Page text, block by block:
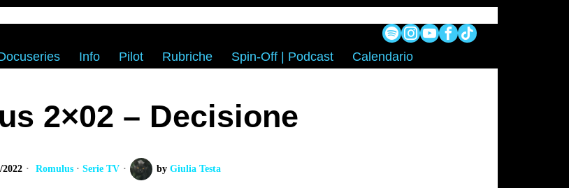
Info Pilot Rubriche Spin-Off | Podcast Calendario
2×02 – Decisione
2022 Romulus · Serie TV by Giulia Testa